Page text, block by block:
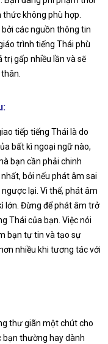
không phù hợp.
các nguồn thông tin
trình tiếng Thái phù
trị gấp nhiều lần và sẽ
tiếp tiếng Thái là do
bất kì ngoại ngữ nào,
bạn cần phải chinh
bởi nếu phát âm sai
lại. Vì thế, phát âm
lớn. Đừng để phát âm trở
Thái của bạn. Việc nói
bạn tự tin và tạo sự
nhiều khi tương tác với
thư giãn một chút cho
bạn thường hay dành